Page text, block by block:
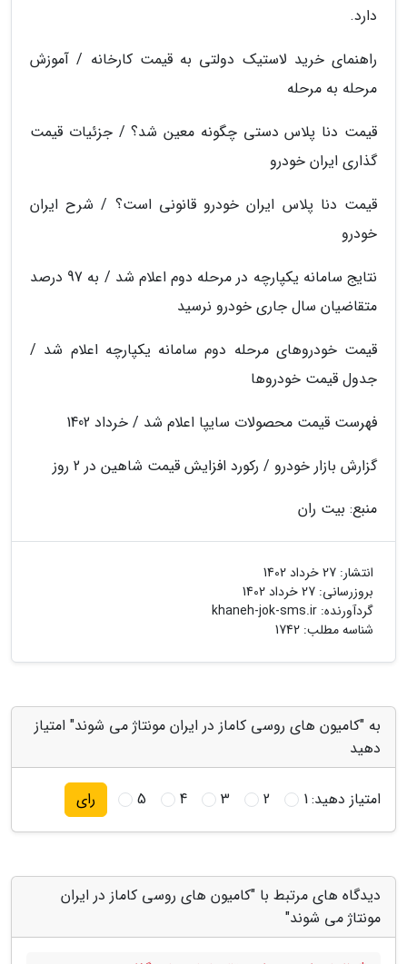
دارد.
راهنمای خرید لاستیک دولتی به قیمت کارخانه / آموزش
مرحله به مرحله
قیمت دنا پلاس دستی چگونه معین شد؟ / جزئیات قیمت
گذاری ایران خودرو
قیمت دنا پلاس ایران خودرو قانونی است؟ / شرح ایران
خودرو
نتایج سامانه یکپارچه در مرحله دوم اعلام شد / به 97 درصد
متقاضیان سال جاری خودرو نرسید
قیمت خودروهای مرحله دوم سامانه یکپارچه اعلام شد /
جدول قیمت خودروها
فهرست قیمت محصولات سایپا اعلام شد / خرداد 1402
گزارش بازار خودرو / رکورد افزایش قیمت شاهین در 2 روز
منبع: بیت ران
انتشار: 27 خرداد 1402
بروزرسانی: 27 خرداد 1402
گردآورنده: khaneh-jok-sms.ir
شناسه مطلب: 1742
به "کامیون های روسی کاماز در ایران مونتاژ می شوند" امتیاز
دهید
امتیاز دهید:1
2
3
4
5 رای
دیدگاه های مرتبط با "کامیون های روسی کاماز در ایران
مونتاژ می شوند"